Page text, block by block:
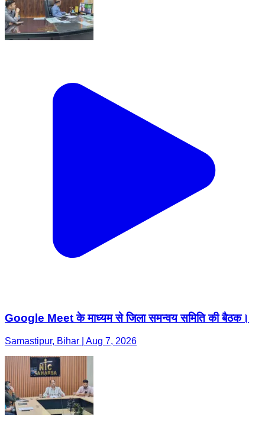
Google Meet के माध्यम से जिला समन्वय समिति की बैठक।
Samastipur, Bihar | Aug 7, 2026